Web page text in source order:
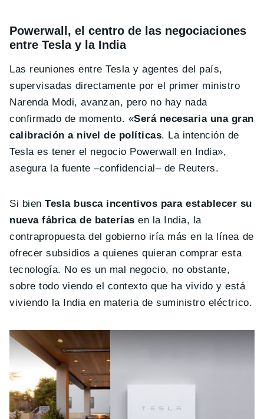
Powerwall, el centro de las negociaciones
entre Tesla y la India
Las reuniones entre Tesla y agentes del país,
supervisadas directamente por el primer ministro
Narenda Modi, avanzan, pero no hay nada
confirmado de momento. «Será necesaria una gran
calibración a nivel de políticas. La intención de
Tesla es tener el negocio Powerwall en India»,
asegura la fuente –confidencial– de Reuters.
Si bienTesla busca incentivos para establecer su
nueva fábrica de baterías en la India, la
contrapropuesta del gobierno iría más en la línea de
ofrecer subsidios a quienes quieran comprar esta
tecnología. No es un mal negocio, no obstante,
sobre todo viendo el contexto que ha vivido y está
viviendo la India en materia de suministro eléctrico.